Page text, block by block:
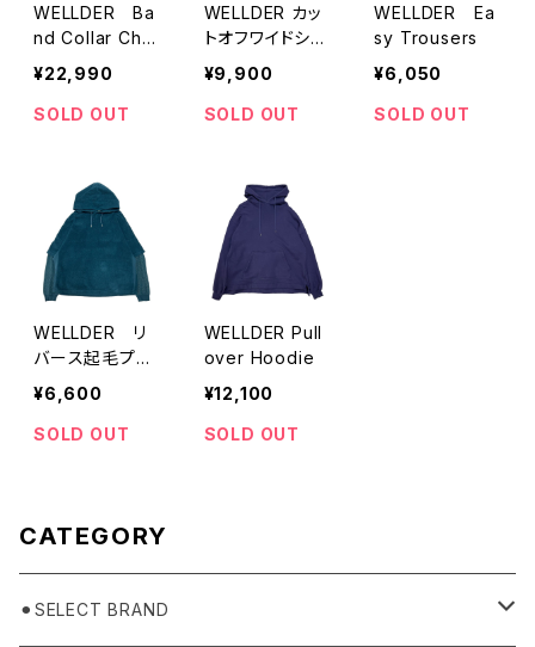
WELLDER Ba
nd Collar Che
ck Shirts
¥22,990
SOLD OUT
WELLDER カッ
トオフワイドショ
ーツ
¥9,900
SOLD OUT
WELLDER Ea
sy Trousers
¥6,050
SOLD OUT
WELLDER リ
バース起毛プル
オーバーレイヤ
ーパーカー
¥6,600
SOLD OUT
WELLDER Pull
over Hoodie
¥12,100
SOLD OUT
CATEGORY
⚫︎SELECT BRAND